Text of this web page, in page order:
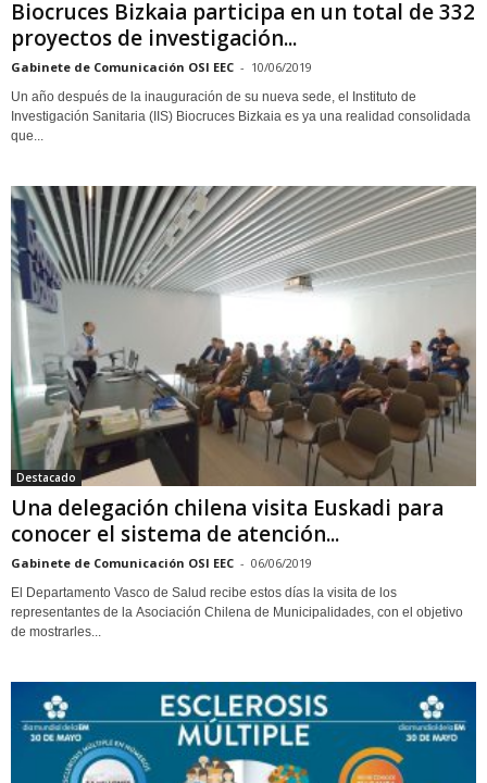
Biocruces Bizkaia participa en un total de 332
proyectos de investigación...
Gabinete de Comunicación OSI EEC - 10/06/2019
Un año después de la inauguración de su nueva sede, el Instituto de
Investigación Sanitaria (IIS) Biocruces Bizkaia es ya una realidad consolidada
que...
Destacado
Una delegación chilena visita Euskadi para
conocer el sistema de atención...
Gabinete de Comunicación OSI EEC - 06/06/2019
El Departamento Vasco de Salud recibe estos días la visita de los
representantes de la Asociación Chilena de Municipalidades, con el objetivo
de mostrarles...